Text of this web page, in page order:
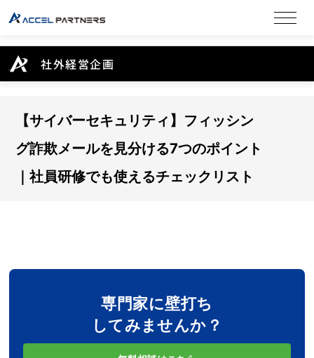
社外経営企画
【サイバーセキュリティ】フィッシン
グ詐欺メールを見分ける7つのポイント
｜社員研修でも使えるチェックリスト
専門家に壁打ち
してみませんか？